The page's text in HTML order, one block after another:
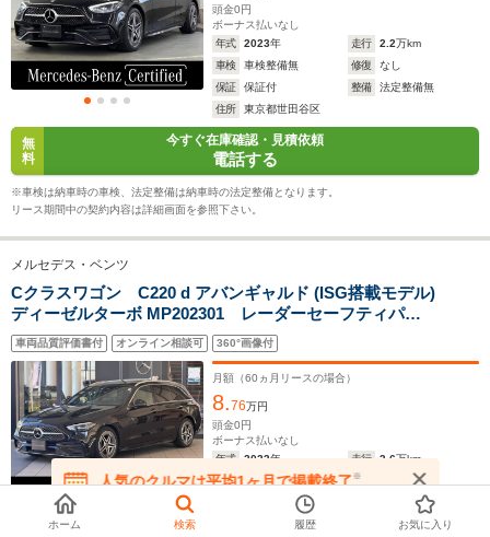
WLTCモード
燃費
駆動方式
ホイールベース
-m
19.9～20.0km/L
└市街地:14.1～
└郊外:21.5～
└高速道路:22.4～
22.8km/L
FF、MR
13.5～18.2km/L
└市街地:9.2～
└郊外:14.0～
FR FF
頭金0円
ボーナス払いなし
年式
2023年 走行 2.2万km
車検
車検整備無 修復
なし
保証
保証付 整備
法定整備無
住所
東京都世田谷区
無
料
今すぐ在庫確認・見積依頼
電話する
※車検は納車時の車検、法定整備は納車時の法定整備となります。
リース期間中の契約内容は詳細画面を参照下さい。
メルセデス・ベンツ
Cクラスワゴン C220 d アバンギャルド (ISG搭載モデル)
ディーゼルターボ MP202301 レーダーセーフティパッ
ケージ パノラミックスライディングルーフ レザーエ
クスクルーシブパッケージ ベーシックパッケージ
AMGライン 360度カメラ 本革仕様 認定中古車保証
車両品質評価書付 オンライン相談可 360°画像付
月額（60 ヵ月リースの場合）
8.76万円
頭金0円
ボーナス払いなし
年式
2023年 走行 3.6万km
車検
車検整備付 修復
法定整備無
神奈川県川崎市麻生区
人気のクルマは平均1ヶ月で掲載終了※
在庫が無くなる前にお問い合わせください
ホーム 検索 履歴 お気に入り